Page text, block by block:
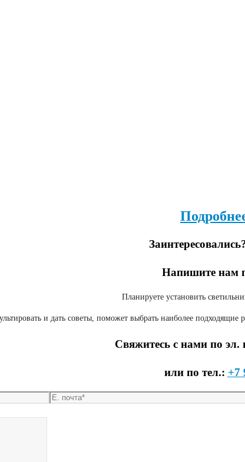
Напишите нам
Планируете установить
и дать советы, поможет выбрать наиболее
Свяжитесь с нами по эл.
или по тел.: +7